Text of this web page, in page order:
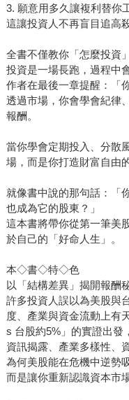
3. 願意用多久讓複利替你
這讓投資人不再盲目追高
全書不僅教你「怎麼投資
投資是一場長跑，過程中
作者在最後一章提醒：「
透過市場，你會學會紀律
報酬。
當你學會定期投入、分散
場，而是你打造財富自由
就像書中說的那句話：「
也成為它的股東？」
這本書將帶你從第一筆美
於自己的「好命人生」。
本◇書◇特◇色
以「結構差異」揭開報酬
許多投資人誤以為美股與
度、產業與資金流動上有
s 台股約5%」的實證出發
資訊揭露、產業多樣性、
為何美股能在危機中逆勢
而是讓你重新認識資本市